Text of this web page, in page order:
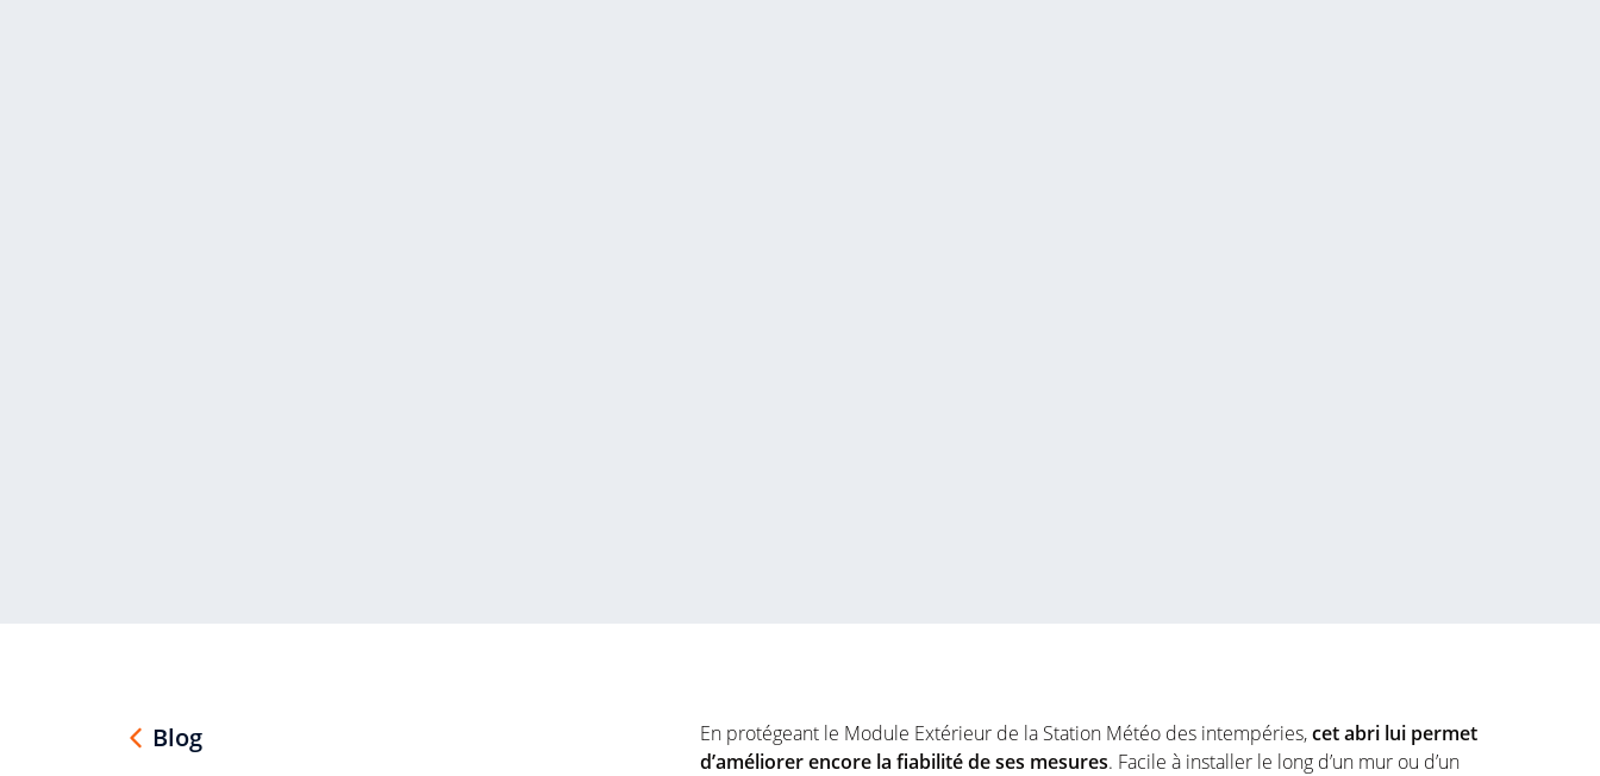
Blog En protégeant le Module Extérieur de la Station Météo des intempéries,cet abri lui permet
d’améliorer encore la fiabilité de ses mesures. Facile à installer le long d’un mur ou d’un